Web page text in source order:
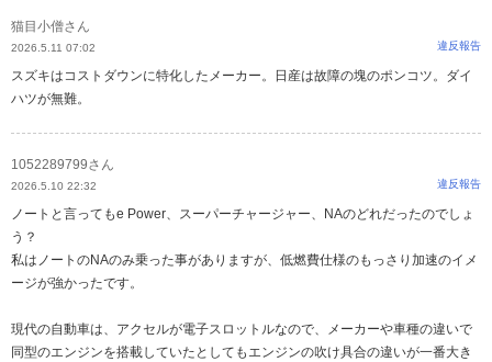
猫目小僧さん
2026.5.11 07:02 違反報告
スズキはコストダウンに特化したメーカー。日産は故障の塊のポンコツ。ダイ
ハツが無難。
1052289799さん
2026.5.10 22:32 違反報告
ノートと言ってもe Power、スーパーチャージャー、NAのどれだったのでしょ
う？
私はノートのNAのみ乗った事がありますが、低燃費仕様のもっさり加速のイメ
ージが強かったです。
現代の自動車は、アクセルが電子スロットルなので、メーカーや車種の違いで
同型のエンジンを搭載していたとしてもエンジンの吹け具合の違いが一番大き